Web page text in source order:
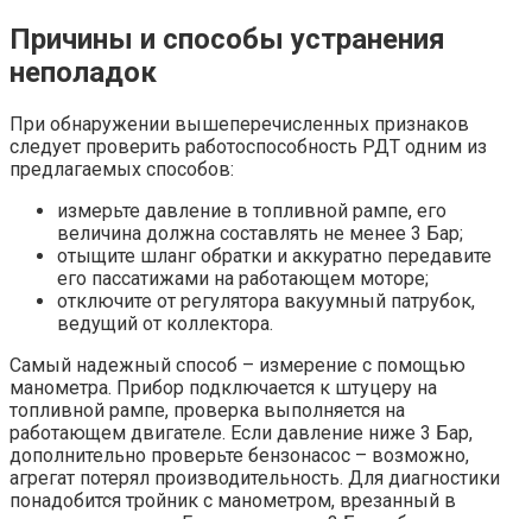
Причины и способы устранения
неполадок
При обнаружении вышеперечисленных признаков
следует проверить работоспособность РДТ одним из
предлагаемых способов:
измерьте давление в топливной рампе, его
величина должна составлять не менее 3 Бар;
отыщите шланг обратки и аккуратно передавите
его пассатижами на работающем моторе;
отключите от регулятора вакуумный патрубок,
ведущий от коллектора.
Самый надежный способ – измерение с помощью
манометра. Прибор подключается к штуцеру на
топливной рампе, проверка выполняется на
работающем двигателе. Если давление ниже 3 Бар,
дополнительно проверьте бензонасос – возможно,
агрегат потерял производительность. Для диагностики
понадобится тройник с манометром, врезанный в